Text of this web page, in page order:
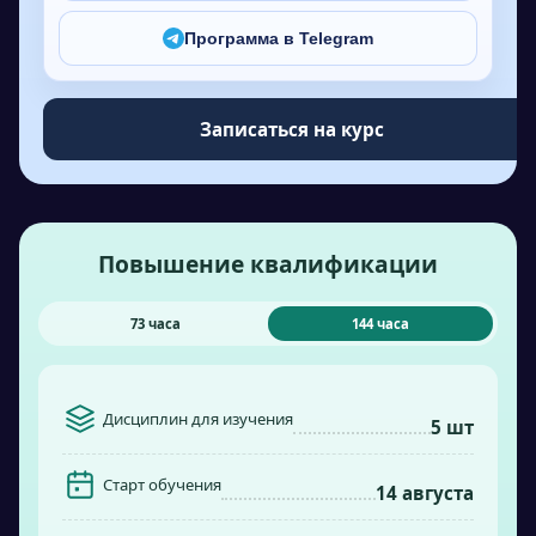
Программа в Telegram
Записаться на курс
Повышение квалификации
73 часа 144 часа
Дисциплин для изучения 5 шт
Старт обучения 14 августа